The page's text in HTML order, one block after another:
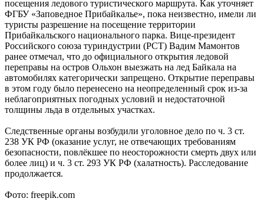
посещения ледового туристического маршрута. Как уточняет
ФГБУ «Заповедное Прибайкалье», пока неизвестно, имели ли
туристы разрешение на посещение территории
Прибайкальского национального парка. Вице‑президент
Российского союза туриндустрии (РСТ) Вадим Мамонтов
ранее отмечал, что до официального открытия ледовой
переправы на остров Ольхон выезжать на лед Байкала на
автомобилях категорически запрещено. Открытие переправы
в этом году было перенесено на неопределенный срок из‑за
неблагоприятных погодных условий и недостаточной
толщины льда в отдельных участках.
Следственные органы возбудили уголовное дело по ч. 3 ст.
238 УК РФ (оказание услуг, не отвечающих требованиям
безопасности, повлёкшее по неосторожности смерть двух или
более лиц) и ч. 3 ст. 293 УК РФ (халатность). Расследование
продолжается.
Фото: freepik.com